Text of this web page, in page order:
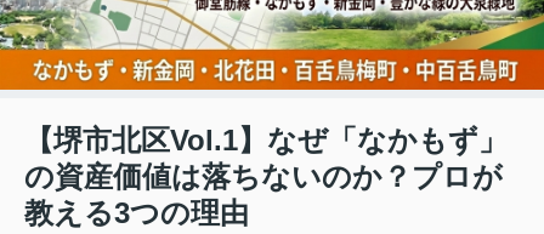
【堺市北区Vol.1】なぜ「なかもず」
の資産価値は落ちないのか？プロが
教える3つの理由